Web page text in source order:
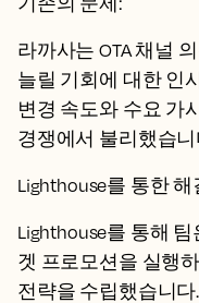
라까사는 OTA 채널
늘릴 기회에 대한 인
변경 속도와 수요 가
경쟁에서 불리했습니
Lighthouse를 통한 해
Lighthouse를 통해
겟 프로모션을 실행
전략을 수립했습니다